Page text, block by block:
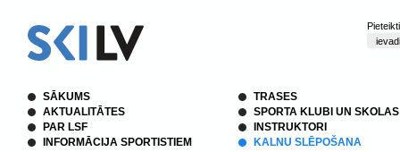
SĀKUMS
AKTUALITĀTES
PAR LSF
INFORMĀCIJA SPORTISTIEM
TRASES
SPORTA KLUBI UN SKOLAS
INSTRUKTORI
KALNU SLĒPOŠANA